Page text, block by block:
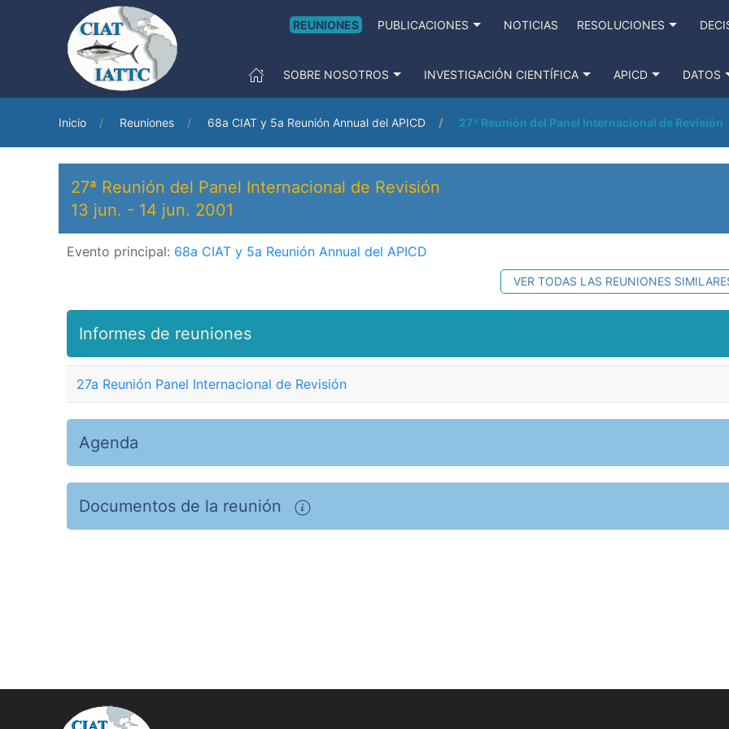
REUNIONES PUBLICACIONES NOTICIAS RESOLUCIONES
SOBRE NOSOTROS INVESTIGACIÓN CIENTÍFICA APICD DATOS
Inicio Reuniones 68a CIAT y 5a Reunión Annual del APICD 27ª Reunión del Panel Internacional de Revisión
27ª Reunión del Panel Internacional de Revisión
13 jun. - 14 jun. 2001
Evento principal: 68a CIAT y 5a Reunión Annual del APICD
VER TODAS LAS REUNIONES
Informes de reuniones
27a Reunión Panel Internacional de Revisión
Agenda
Documentos de la reunión